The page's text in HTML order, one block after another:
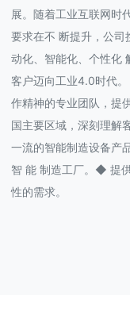
展。随着工业互联网时
要求在不 断提升，公司
动化、智能化、个性化
客户迈向工业4.0时代
作精神的专业团队，提
国主要区域，深刻理解
一流的智能制造设备产
智 能 制造工厂。◆ 提
性的需求。